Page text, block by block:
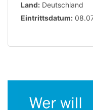
Land: Deutschland
Eintrittsdatum: